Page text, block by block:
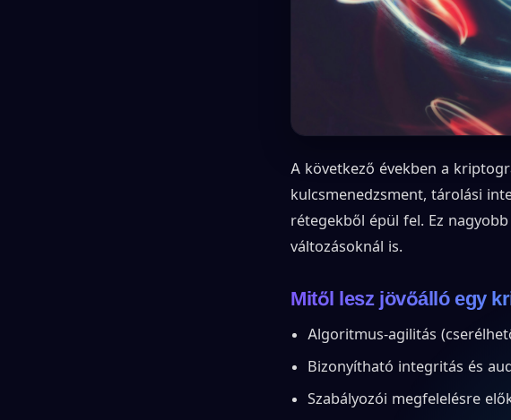
A következő években a
kulcsmenedzsment, tárolási
rétegekből épül fel. Ez
változásoknál is.
Mitől lesz jövőálló egy
Algoritmus-agilitás
Bizonyítható integritás és
Szabályozói megfelelésre